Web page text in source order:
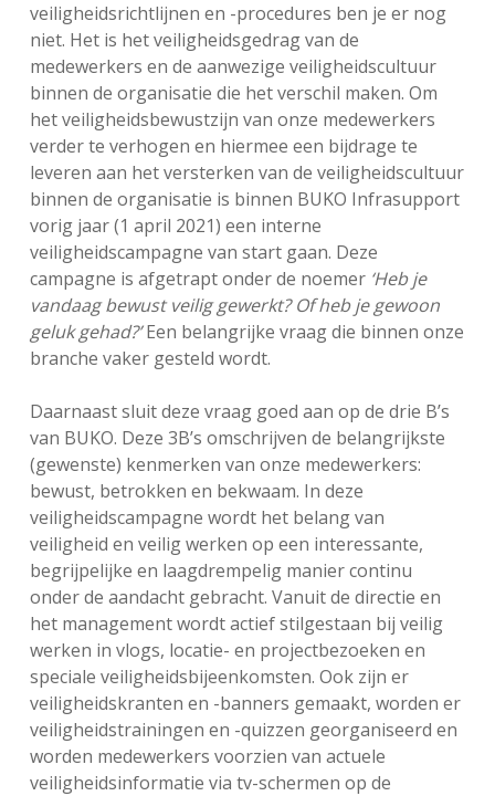
veiligheidsrichtlijnen en -procedures ben je er nog
niet. Het is het veiligheidsgedrag van de
medewerkers en de aanwezige veiligheidscultuur
binnen de organisatie die het verschil maken. Om
het veiligheidsbewustzijn van onze medewerkers
verder te verhogen en hiermee een bijdrage te
leveren aan het versterken van de veiligheidscultuur
binnen de organisatie is binnen BUKO Infrasupport
vorig jaar (1 april 2021) een interne
veiligheidscampagne van start gaan. Deze
campagne is afgetrapt onder de noemer ‘Heb je
vandaag bewust veilig gewerkt? Of heb je gewoon
geluk gehad?’Een belangrijke vraag die binnen onze
branche vaker gesteld wordt.
Daarnaast sluit deze vraag goed aan op de drie B’s
van BUKO. Deze 3B’s omschrijven de belangrijkste
(gewenste) kenmerken van onze medewerkers:
bewust, betrokken en bekwaam. In deze
veiligheidscampagne wordt het belang van
veiligheid en veilig werken op een interessante,
begrijpelijke en laagdrempelig manier continu
onder de aandacht gebracht. Vanuit de directie en
het management wordt actief stilgestaan bij veilig
werken in vlogs, locatie- en projectbezoeken en
speciale veiligheidsbijeenkomsten. Ook zijn er
veiligheidskranten en -banners gemaakt, worden er
veiligheidstrainingen en -quizzen georganiseerd en
worden medewerkers voorzien van actuele
veiligheidsinformatie via tv-schermen op de